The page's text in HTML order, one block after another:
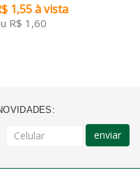
1,55 à vista
R$ 1,60
enviar